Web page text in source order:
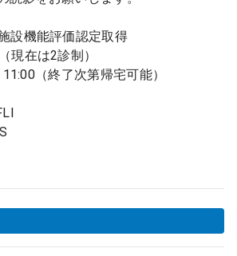
設機能評価認定取得
現在は2診制）
（終了次第帰宅可能）